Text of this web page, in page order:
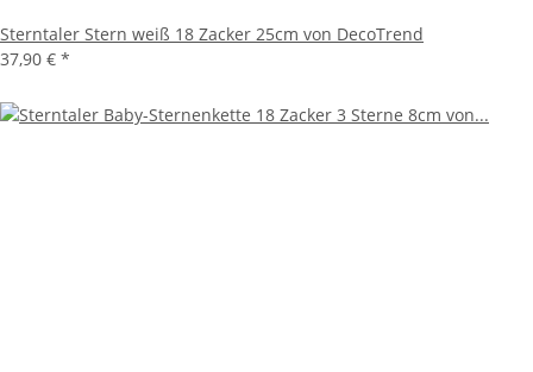
Sterntaler Stern weiß 18 Zacker 25cm von DecoTrend
37,90 € *